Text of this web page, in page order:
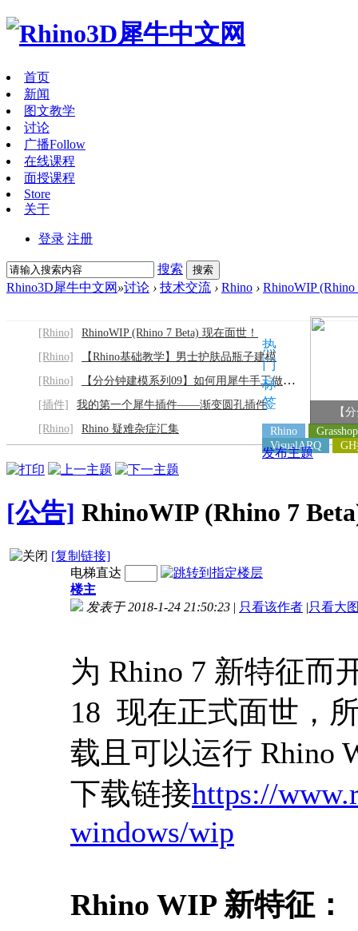
首页
新闻
图文教学
讨论
广播Follow
在线课程
面授课程
Store
关于
登录 注册
搜索 搜索
Rhino3D犀牛中文网 »讨论 › 技术交流 › Rhino › RhinoWIP
[Rhino]
RhinoWIP (Rhino 7 Beta) 现在面世！
[Rhino]
【Rhino基础教学】男士护肤品瓶子建模
[Rhino]
【分分钟建模系列09】如何用犀牛手工做灰阶
[插件]
我的第一个犀牛插件——渐变圆孔插件
[Rhino]
Rhino 疑难杂症汇集
【
热
门
标
签
Rhino
VisualARQ
发布主题
[公告] RhinoWIP (Rhino 7
[复制链接]
电梯直达
楼主
发表于 2018-1-24 21:50:23 | 只看该作者 |只看大
为 Rhino 7 新特征而
18 现在正式面世，
载且可以运行 Rhino
下载链接https://
windows/wip
Rhino WIP 新特征：